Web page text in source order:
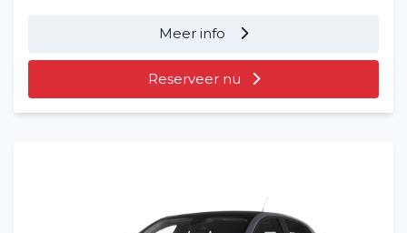
Meer info
Reserveer nu